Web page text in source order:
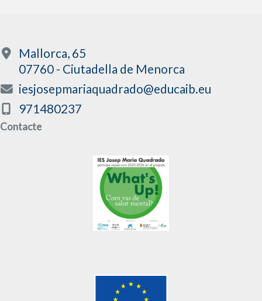
Mallorca, 65
07760 - Ciutadella de Menorca
iesjosepmariaquadrado@educaib.eu
971480237
Contacte